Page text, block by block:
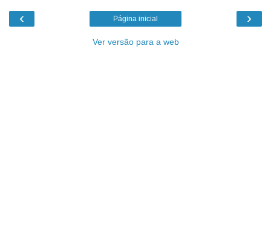
‹ ›
Página inicial
Ver versão para a web